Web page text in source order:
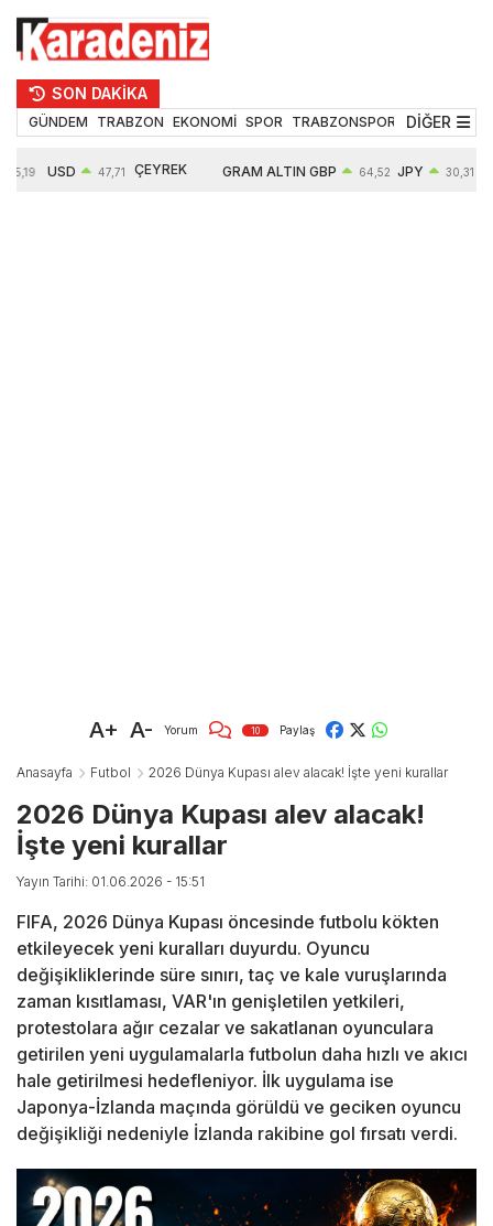
SON DAKİKA
GÜNDEM TRABZON EKONOMİ SPOR TRABZONSPOR TEKNOLOJİ
DİĞER
55,19 USD 47,71 ÇEYREK GRAM ALTIN GBP 64,52 JPY 30,31
A+ A- Yorum 10 Paylaş
Anasayfa Futbol 2026 Dünya Kupası alev alacak! İşte yeni kurallar
2026 Dünya Kupası alev alacak!
İşte yeni kurallar
Yayın Tarihi: 01.06.2026 - 15:51
FIFA, 2026 Dünya Kupası öncesinde futbolu kökten
etkileyecek yeni kuralları duyurdu. Oyuncu
değişikliklerinde süre sınırı, taç ve kale vuruşlarında
zaman kısıtlaması, VAR'ın genişletilen yetkileri,
protestolara ağır cezalar ve sakatlanan oyunculara
getirilen yeni uygulamalarla futbolun daha hızlı ve akıcı
hale getirilmesi hedefleniyor. İlk uygulama ise
Japonya-İzlanda maçında görüldü ve geciken oyuncu
değişikliği nedeniyle İzlanda rakibine gol fırsatı verdi.